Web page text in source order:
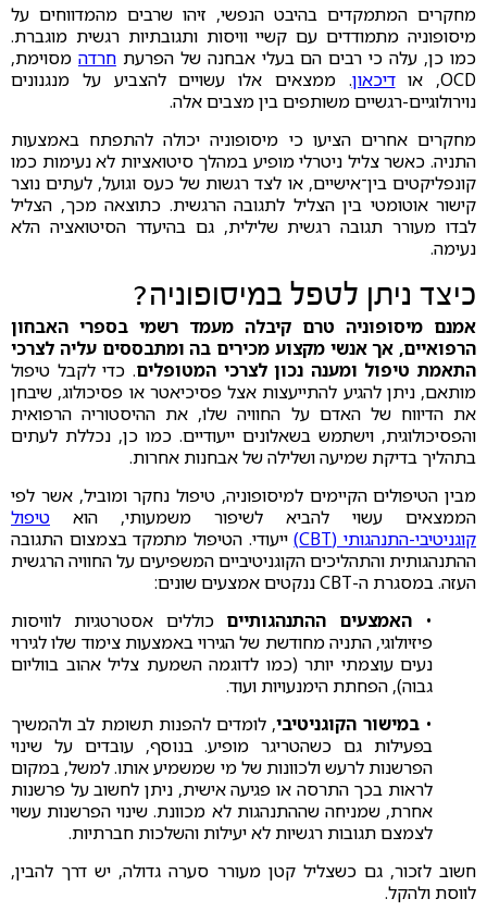
מחקרים המתמקדים בהיבט הנפשי, זיהו שרבים מהמדווחים על
מיסופוניה מתמודדים עם קשיי וויסות ותגובתיות רגשית מוגברת.
כמו כן, עלה כי רבים הם בעלי אבחנה של הפרעתחרדה מסוימת,
OCD, או
דיכאון. ממצאים אלו עשויים להצביע על מנגנונים
נוירולוגיים-רגשיים משותפים בין מצבים אלה.
מחקרים אחרים הציעו כי מיסופוניה יכולה להתפתח באמצעות
התניה. כאשר צליל ניטרלי מופיע במהלך סיטואציות לא נעימות כמו
קונפליקטים בין־אישיים, או לצד רגשות של כעס וגועל, לעתים נוצר
קישור אוטומטי בין הצליל לתגובה הרגשית. כתוצאה מכך, הצליל
לבדו מעורר תגובה רגשית שלילית, גם בהיעדר הסיטואציה הלא
נעימה.
כיצד ניתן לטפל במיסופוניה?
אמנם מיסופוניה טרם קיבלה מעמד רשמי בספרי האבחון
הרפואיים, אך אנשי מקצוע מכירים בה ומתבססים עליה לצרכי
התאמת טיפול ומענה נכון לצרכי המטופלים. כדי לקבל טיפול
מותאם, ניתן להגיע להתייעצות אצל פסיכיאטר או פסיכולוג, שיבחן
את הדיווח של האדם על החוויה שלו, את ההיסטוריה הרפואית
והפסיכולוגית, וישתמש בשאלונים ייעודיים. כמו כן, נכללת לעתים
בתהליך בדיקת שמיעה ושלילה של אבחנות אחרות.
מבין הטיפולים הקיימים למיסופוניה, טיפול נחקר ומוביל, אשר לפי
הממצאים עשוי להביא לשיפור משמעותי, הוא טיפול
קוגניטיבי-התנהגותי (CBT)
ייעודי. הטיפול מתמקד בצמצום התגובה
ההתנהגותית והתהליכים הקוגניטיביים המשפיעים על החוויה הרגשית
העזה. במסגרת ה-CBT ננקטים אמצעים שונים:
• האמצעים ההתנהגותיים כוללים אסטרטגיות לוויסות
פיזיולוגי, התניה מחודשת של הגירוי באמצעות צימוד שלו לגירוי
נעים עוצמתי יותר (כמו לדוגמה השמעת צליל אהוב בווליום
גבוה), הפחתת הימנעויות ועוד.
•במישור הקוגניטיבי, לומדים להפנות תשומת לב ולהמשיך
בפעילות גם כשהטריגר מופיע. בנוסף, עובדים על שינוי
הפרשנות לרעש ולכוונות של מי שמשמיע אותו. למשל, במקום
לראות בכך התרסה או פגיעה אישית, ניתן לחשוב על פרשנות
אחרת, שמניחה שההתנהגות לא מכוונת. שינוי הפרשנות עשוי
לצמצם תגובות רגשיות לא יעילות והשלכות חברתיות.
חשוב לזכור, גם כשצליל קטן מעורר סערה גדולה, יש דרך להבין,
לווסת ולהקל.